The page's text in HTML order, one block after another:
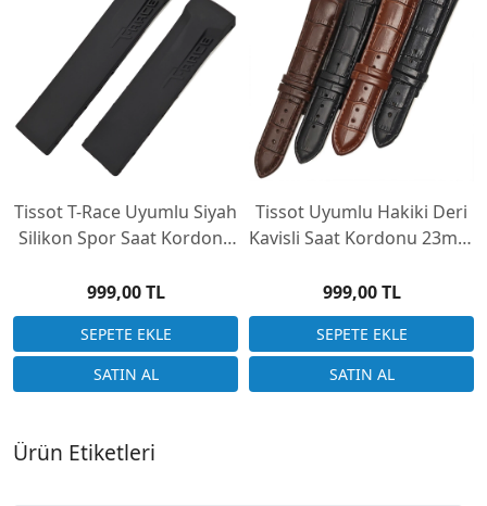
Tissot T-Race Uyumlu Siyah
Silikon Spor Saat Kordonu
999,00 TL
Tissot Uyumlu Hakiki Deri
Kavisli Saat Kordonu 23mm
Sipariş Geçiniz
999,00 TL
Ürün Etiketleri